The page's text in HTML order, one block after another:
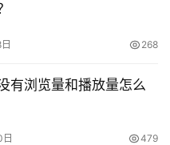
女人做的，且因为工作
强的女人，大家不妨从这
想要获得别人的认可，一
极容易受到别人的轻视。
268
有浏览量和播放量怎么
479